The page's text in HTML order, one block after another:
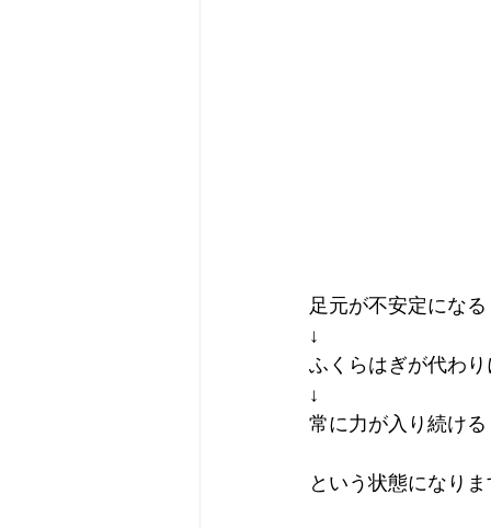
足元が不安定になる
↓
ふくらはぎが代わ
↓
常に力が入り続ける
という状態になり